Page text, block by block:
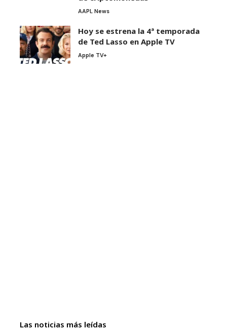
AAPL News
Hoy se estrena la 4ª temporada
de Ted Lasso en Apple TV
Apple TV+
Las noticias más leídas